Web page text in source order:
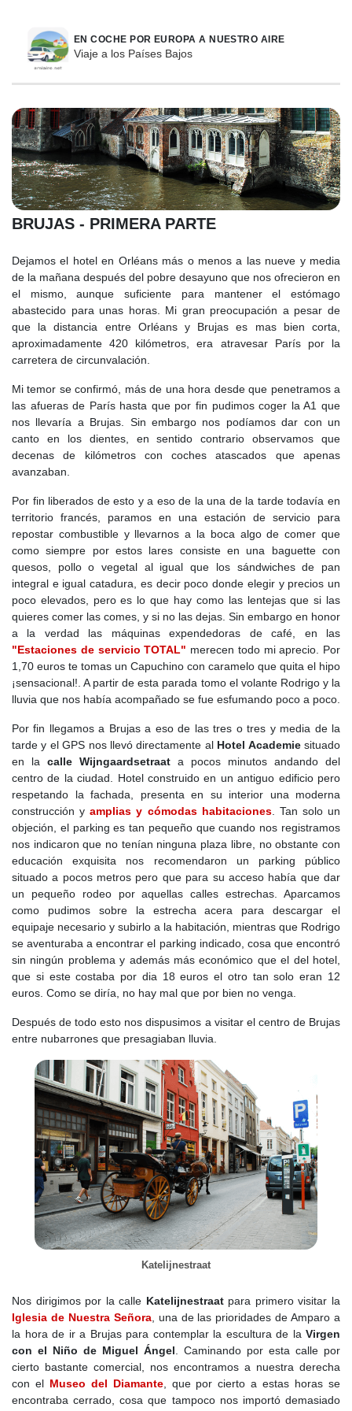
EN COCHE POR EUROPA A NUESTRO AIRE
Viaje a los Países Bajos
BRUJAS - PRIMERA PARTE
Dejamos el hotel en Orléans más o menos a las nueve y media
de la mañana después del pobre desayuno que nos ofrecieron en
el mismo, aunque suficiente para mantener el estómago
abastecido para unas horas. Mi gran preocupación a pesar de
que la distancia entre Orléans y Brujas es mas bien corta,
aproximadamente 420 kilómetros, era atravesar París por la
carretera de circunvalación.
Mi temor se confirmó, más de una hora desde que penetramos a
las afueras de París hasta que por fin pudimos coger la A1 que
nos llevaría a Brujas. Sin embargo nos podíamos dar con un
canto en los dientes, en sentido contrario observamos que
decenas de kilómetros con coches atascados que apenas
avanzaban.
Por fin liberados de esto y a eso de la una de la tarde todavía en
territorio francés, paramos en una estación de servicio para
repostar combustible y llevarnos a la boca algo de comer que
como siempre por estos lares consiste en una baguette con
quesos, pollo o vegetal al igual que los sándwiches de pan
integral e igual catadura, es decir poco donde elegir y precios un
poco elevados, pero es lo que hay como las lentejas que si las
quieres comer las comes, y si no las dejas. Sin embargo en honor
a la verdad las máquinas expendedoras de café, en las
"Estaciones de servicio TOTAL" merecen todo mi aprecio. Por
1,70 euros te tomas un Capuchino con caramelo que quita el hipo
¡sensacional!. A partir de esta parada tomo el volante Rodrigo y la
lluvia que nos había acompañado se fue esfumando poco a poco.
Por fin llegamos a Brujas a eso de las tres o tres y media de la
tarde y el GPS nos llevó directamente al Hotel Academiesituado
en la calle Wijngaardsetraat a pocos minutos andando del
centro de la ciudad. Hotel construido en un antiguo edificio pero
respetando la fachada, presenta en su interior una moderna
construcción yamplias y cómodas habitaciones. Tan solo un
objeción, el parking es tan pequeño que cuando nos registramos
nos indicaron que no tenían ninguna plaza libre, no obstante con
educación exquisita nos recomendaron un parking público
situado a pocos metros pero que para su acceso había que dar
un pequeño rodeo por aquellas calles estrechas. Aparcamos
como pudimos sobre la estrecha acera para descargar el
equipaje necesario y subirlo a la habitación, mientras que Rodrigo
se aventuraba a encontrar el parking indicado, cosa que encontró
sin ningún problema y además más económico que el del hotel,
que si este costaba por dia 18 euros el otro tan solo eran 12
euros. Como se diría, no hay mal que por bien no venga.
Después de todo esto nos dispusimos a visitar el centro de Brujas
entre nubarrones que presagiaban lluvia.
Katelijnestraat
Nos dirigimos por la calle Katelijnestraatpara primero visitar la
Iglesia de Nuestra Señora, una de las prioridades de Amparo a
la hora de ir a Brujas para contemplar la escultura de la Virgen
con el Niño de Miguel Ángel. Caminando por esta calle por
cierto bastante comercial, nos encontramos a nuestra derecha
con el Museo del Diamante, que por cierto a estas horas se
encontraba cerrado, cosa que tampoco nos importó demasiado